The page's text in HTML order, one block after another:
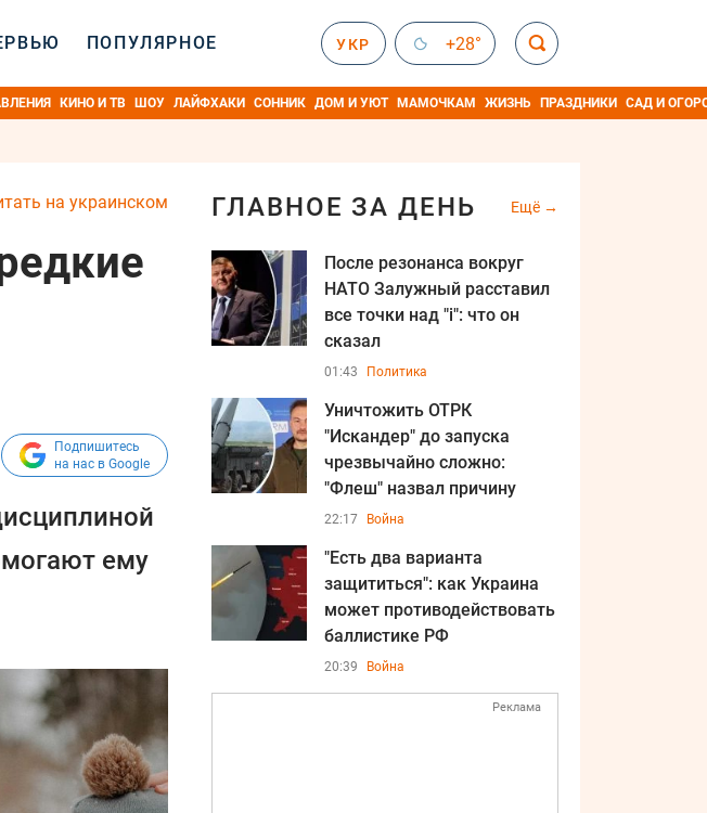
ПОПУЛЯРНОЕ УКР +28°
КИНО И ТВ ШОУ ЛАЙФХАКИ СОННИК ДОМ И УЮТ МАМОЧКАМ ЖИЗНЬ ПРАЗДНИКИ САД И
на украинском
Подпишитесь
на нас в Google
ему
ГЛАВНОЕ ЗА ДЕНЬ Ещё
После резонанса вокруг
НАТО Залужный расставил
все точки над "i": что он
сказал
01:43 Политика
Уничтожить ОТРК
"Искандер" до запуска
чрезвычайно сложно:
"Флеш" назвал причину
22:17 Война
"Есть два варианта
защититься": как Украина
может противодействовать
баллистике РФ
20:39 Война
Реклама